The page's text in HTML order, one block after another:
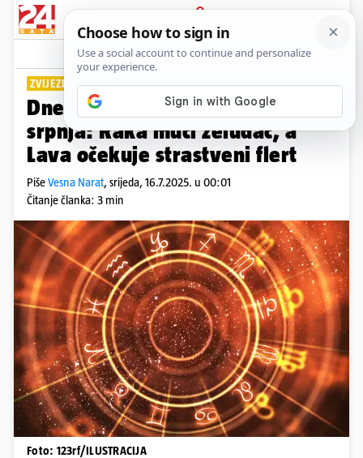
PRIJAVA
Lifestyle Komentari
ZVIJEZDE ZNAJU...
Dnevni horoskop za srijedu 16.
srpnja: Raka muči želudac, a
Lava očekuje strastveni flert
PišeVesna Narat, srijeda, 16.7.2025. u 00:01
Čitanje članka: 3 min
Foto: 123rf/ILUSTRACIJA